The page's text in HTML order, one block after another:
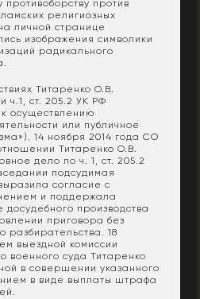
против
религиозных
личной странице
изображения символики
радикального
Титаренко О.В.
ч.1, ст. 205.2 УК РФ
осуществлению
или публичное
14 ноября 2014 года СО
Титаренко О.В.
дело по ч. 1, ст. 205.2
подсудимая
согласие с
и поддержала
производства
приговора без
разбирательства. 18
выездной комиссии
военного суда Титаренко
в совершении указанного
в виде выплаты штрафа